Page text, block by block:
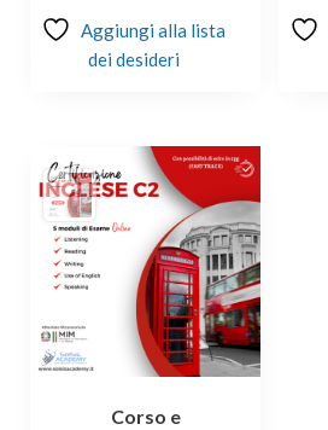
Aggiungi alla lista
dei desideri
Corso e